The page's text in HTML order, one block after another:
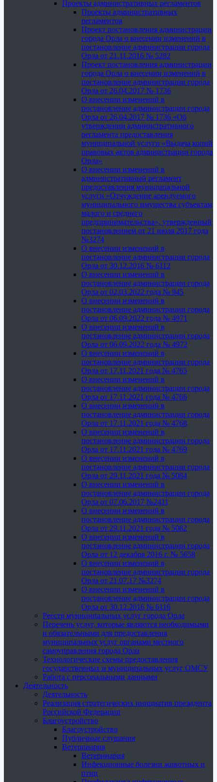
Проекты административных регламентов
Проекты административных
регламентов
Проект постановления администрации
города Орла о внесении изменений в
постановление администрации города
Орла от 21.11.2016 № 5282
Проект постановления администрации
города Орла о внесении изменений в
постановление администрации города
Орла от 26.04.2017 № 1736
О внесении изменений в
постановление администрации города
Орла от 26.04.2017 № 1736 «Об
утверждении административного
регламента предоставления
муниципальной услуги «Выдача копий
правовых актов администрации города
Орла»
О внесении изменений в
административный регламент
предоставления муниципальной
услуги «Отчуждение арендуемого
муниципального имущества субъектам
малого и среднего
предпринимательства», утвержденный
постановлением от 21 июля 2017 года
№3274
О внесении изменений в
постановление администрации города
Орла от 30.12.2016 № 6112
О внесении изменений в
постановление администрации города
Орла от 02.03.2022 года № 945
О внесении изменений в
постановление администрации города
Орла от 06.09.2022 года № 4971
О внесении изменений в
постановление администрации города
Орла от 06.09.2022 года № 4972
О внесении изменений в
постановление администрации города
Орла от 17.11.2021 года № 4765
О внесении изменений в
постановление администрации города
Орла от 17.11.2021 года № 4766
О внесении изменений в
постановление администрации города
Орла от 17.11.2021 года № 4768
О внесении изменений в
постановление администрации города
Орла от 17.11.2021 года № 4769
О внесении изменений в
постановление администрации города
Орла от 29.11.2021 года № 5084
О внесении изменений в
постановление администрации города
Орла от 07.06.2017 №2411
О внесении изменений в
постановление администрации города
Орла от 29.11.2021 года № 5082
О внесении изменений в
постановление администрации города
Орла от 12 декабря 2016 г. № 5658
О внесении изменений в
постановление администрации города
Орла от 21.07.17 №3274
О внесении изменений в
постановление администрации города
Орла от 30.12.2016 № 6116
Реестр муниципальных услуг города Орла
Перечень услуг, которые являются необходимыми
и обязательными для предоставления
муниципальных услуг органами местного
самоуправления города Орла
Технологические схемы предоставления
государственных и муниципальных услуг ОМСУ
Работа с персональными данными
Деятельность
Деятельность
Реализация стратегических инициатив президента
Российской Федерации
Благоустройство
Благоустройство
Публичные слушания
Ветеринария
Ветеринария
Инфекционные болезни животных и
птиц